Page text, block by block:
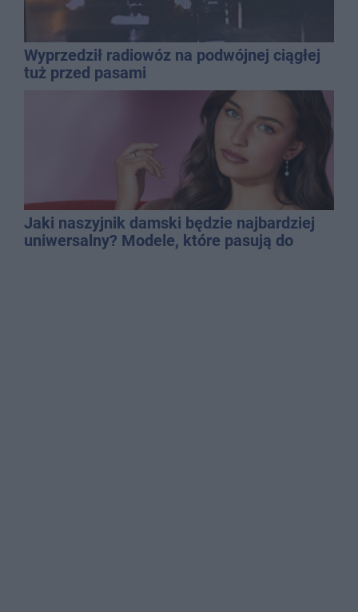
Wyprzedził radiowóz na podwójnej ciągłej
tuż przed pasami
Jaki naszyjnik damski będzie najbardziej
uniwersalny? Modele, które pasują do